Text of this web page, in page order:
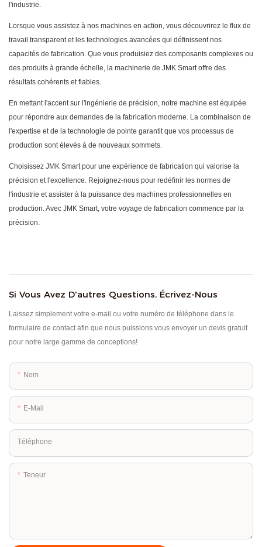
l'industrie.
Lorsque vous assistez à nos machines en action, vous découvrirez le flux de
travail transparent et les technologies avancées qui définissent nos
capacités de fabrication. Que vous produisiez des composants complexes ou
des produits à grande échelle, la machinerie de JMK Smart offre des
résultats cohérents et fiables.
En mettant l'accent sur l'ingénierie de précision, notre machine est équipée
pour répondre aux demandes de la fabrication moderne. La combinaison de
l'expertise et de la technologie de pointe garantit que vos processus de
production sont élevés à de nouveaux sommets.
Choisissez JMK Smart pour une expérience de fabrication qui valorise la
précision et l'excellence. Rejoignez-nous pour redéfinir les normes de
l'industrie et assister à la puissance des machines professionnelles en
production. Avec JMK Smart, votre voyage de fabrication commence par la
précision.
Si Vous Avez D'autres Questions, Écrivez-Nous
Laissez simplement votre e-mail ou votre numéro de téléphone dans le
formulaire de contact afin que nous puissions vous envoyer un devis gratuit
pour notre large gamme de conceptions!
Nom
E-Mail
Téléphone
Teneur